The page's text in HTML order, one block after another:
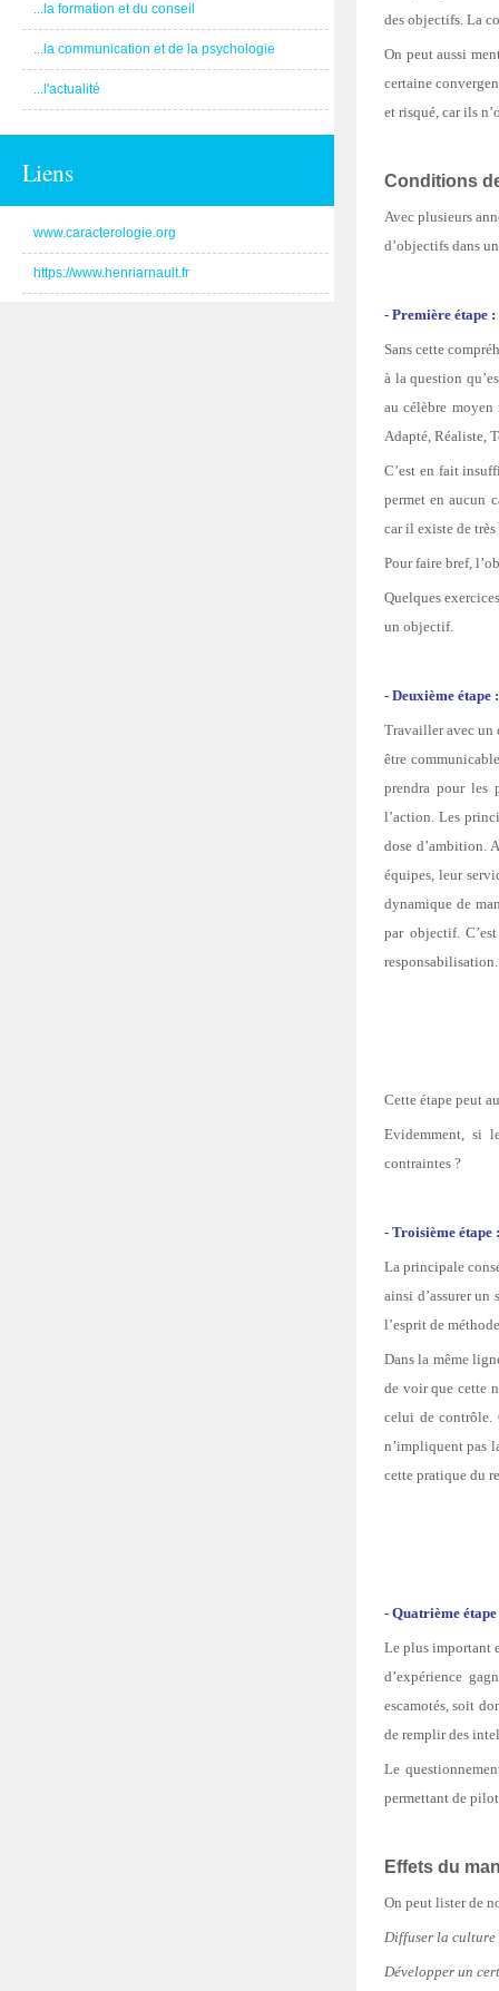
...la formation et du conseil
...la communication et de la psychologie
...l'actualité
Liens
www.caracterologie.org
https://www.henriarnault.fr
des objectifs. La
On peut aussi
certaine
et risqué, car ils
Conditions
Avec plusieurs
d’objectifs dans
- Première étape
Sans cette
à la question
au célèbre
Adapté, Réaliste,
C’est en fait
permet en aucun
car il existe de
Pour faire bref,
Quelques
un objectif.
- Deuxième
Travailler avec un
être
prendra pour les
l’action. Les
dose d’ambition.
équipes, leur
dynamique de
par objectif.
responsabilisation.
Cette étape peut
Evidemment, si
contraintes ?
- Troisième étape
La principale
ainsi d’assurer
l’esprit de
Dans la même
de voir que cette
celui de contrôle.
n’impliquent pas
cette pratique du
- Quatrième
Le plus important
d’expérience
escamotés, soit
de remplir des
Le
permettant de
Effets du
On peut lister de
Diffuser la culture
Développer un